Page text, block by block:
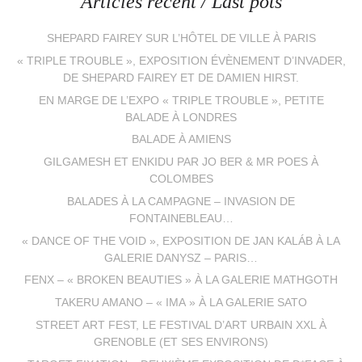
SHEPARD FAIREY SUR L’HÔTEL DE VILLE À PARIS
« TRIPLE TROUBLE », EXPOSITION ÉVÈNEMENT D’INVADER,
DE SHEPARD FAIREY ET DE DAMIEN HIRST.
EN MARGE DE L’EXPO « TRIPLE TROUBLE », PETITE
BALADE À LONDRES
BALADE À AMIENS
GILGAMESH ET ENKIDU PAR JO BER & MR POES À
COLOMBES
BALADES À LA CAMPAGNE – INVASION DE
FONTAINEBLEAU…
« DANCE OF THE VOID », EXPOSITION DE JAN KALÁB À LA
GALERIE DANYSZ – PARIS…
FENX – « BROKEN BEAUTIES » À LA GALERIE MATHGOTH
TAKERU AMANO – « IMA » À LA GALERIE SATO
STREET ART FEST, LE FESTIVAL D’ART URBAIN XXL À
GRENOBLE (ET SES ENVIRONS)